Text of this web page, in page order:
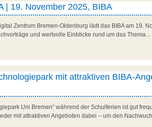
| 19. November 2025, BIBA
Zentrum Bremen-Oldenburg lädt das BIBA am 19.
und wertvolle Einblicke rund um das Thema...
mit attraktiven BIBA-
Uni Bremen“ während der Schulferien ist gut
mit attraktiven Angeboten dabei – um den